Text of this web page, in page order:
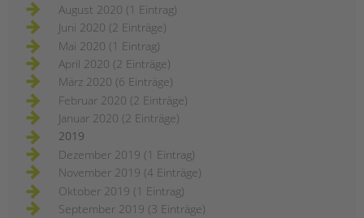
August 2020 (1 Eintrag)
Juni 2020 (2 Einträge)
Mai 2020 (1 Eintrag)
April 2020 (2 Einträge)
März 2020 (6 Einträge)
Februar 2020 (2 Einträge)
Januar 2020 (2 Einträge)
2019
Dezember 2019 (1 Eintrag)
November 2019 (4 Einträge)
Oktober 2019 (1 Eintrag)
September 2019 (3 Einträge)